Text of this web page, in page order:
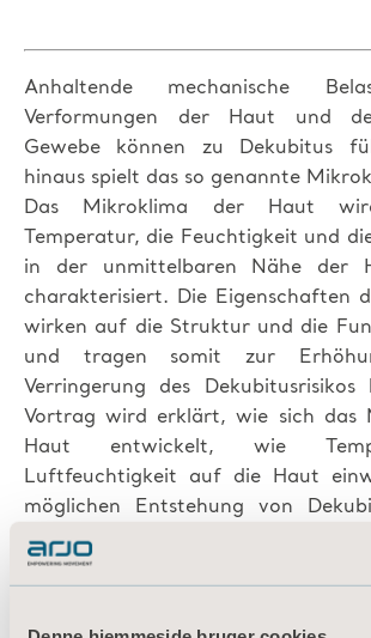
Anhaltende mechanische
Verformungen der Haut und
Gewebe können zu Dekubitus
hinaus spielt das so genannte
Das Mikroklima der Haut
Temperatur, die Feuchtigkeit und
in der unmittelbaren Nähe der
charakterisiert. Die Eigenschaften
wirken auf die Struktur und die
und tragen somit zur
Verringerung des
Vortrag wird erklärt, wie sich das
Haut entwickelt, wie
Luftfeuchtigkeit auf die Haut
möglichen Entstehung von
Schließlich werden grundlegende
Vorbeugung von Dekubitus mit
vorgestellt.